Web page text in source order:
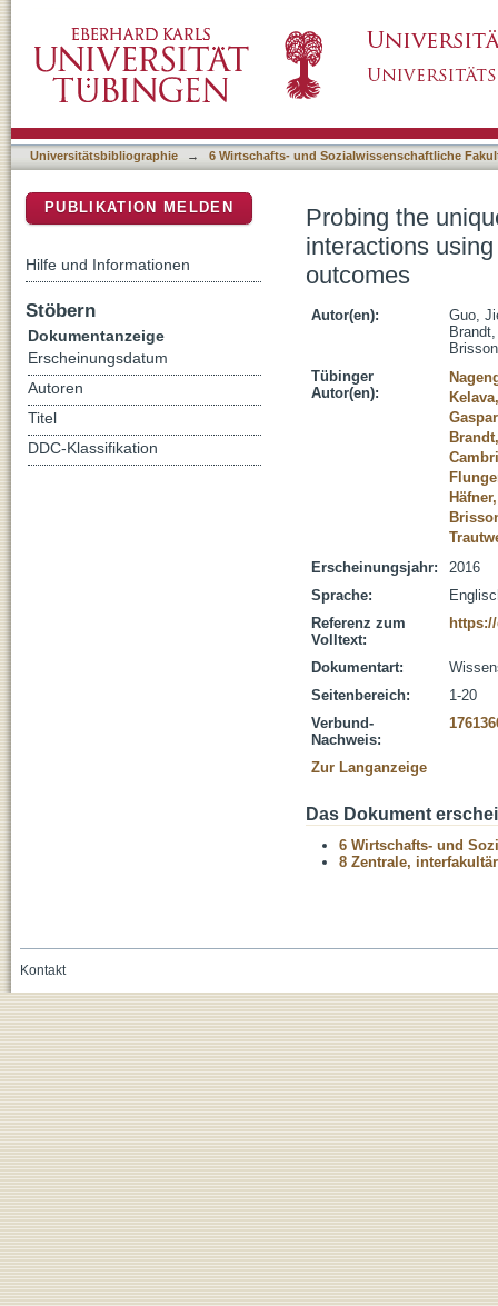
value facets and multiple academic
Universitätsbibliographie → 6 Wirtschafts- und Sozialwissenschaftliche
Probing the
interactions
outcomes
Autor(en):
Guo,
Tübinger
Autor(en):
Erscheinungsjahr:
2016
Sprache:
Referenz zum
Volltext:
Dokumentart:
Seitenbereich:
1-20
Verbund-
Nachweis:
Zur Langanzeige
Das Dokument
6 Wirtschafts- und
8 Zentrale,
PUBLIKATION MELDEN
Hilfe und Informationen
Stöbern
Dokumentanzeige
Erscheinungsdatum
Autoren
Titel
DDC-Klassifikation
Kontakt